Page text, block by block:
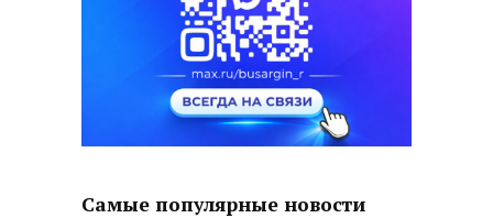
Самые популярные новости